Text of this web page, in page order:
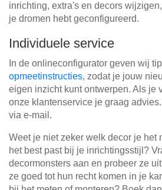
inrichting, extra's en decors
je dromen hebt geconfigureerd.
Individuele service
In de onlineconfigurator geven wij
opmeetinstructies, zodat je jouw
eigen inzicht kunt ontwerpen. Als je
onze klantenservice je graag
via e-mail.
Weet je niet zeker welk decor je het
het best past bij je inrichtingsstijl?
decormonsters aan en probeer ze
ze goed tot hun recht komen in je